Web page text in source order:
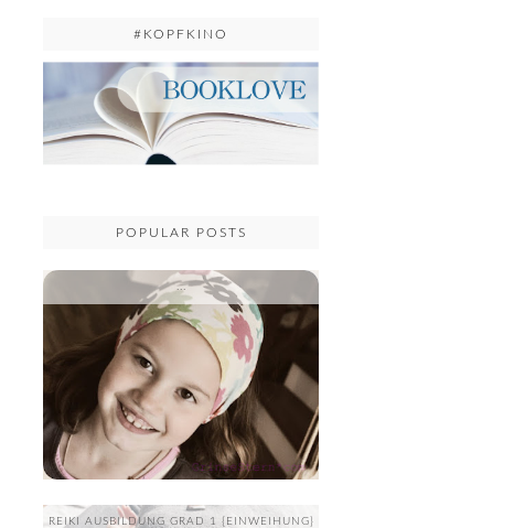
#KOPFKINO
POPULAR POSTS
...
REIKI AUSBILDUNG GRAD 1 {EINWEIHUNG}